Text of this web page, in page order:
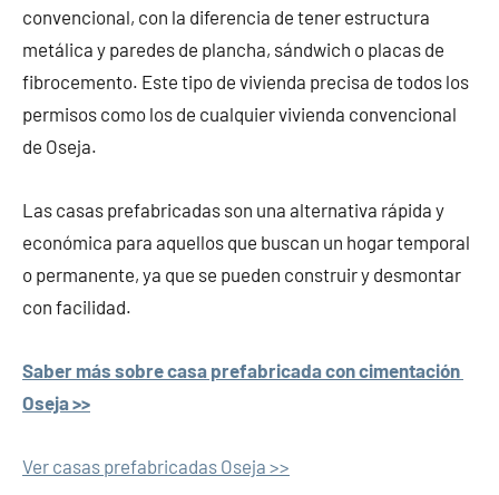
convencional, con la diferencia de tener estructura
metálica y paredes de plancha, sándwich o placas de
fibrocemento. Este tipo de vivienda precisa de todos los
permisos como los de cualquier vivienda convencional
de Oseja.
Las casas prefabricadas son una alternativa rápida y
económica para aquellos que buscan un hogar temporal
o permanente, ya que se pueden construir y desmontar
con facilidad.
Saber más sobre casa prefabricada con cimentación
Oseja >>
Ver casas prefabricadas Oseja >>